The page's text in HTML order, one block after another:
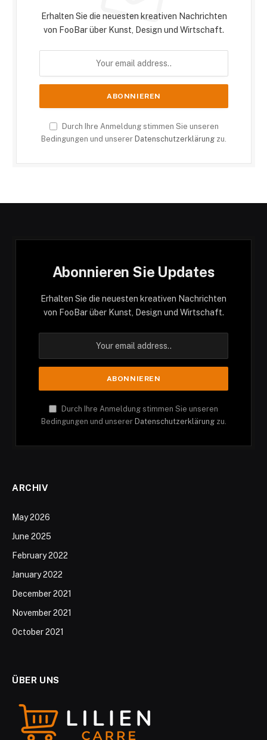
Erhalten Sie die neuesten kreativen Nachrichten
von FooBar über Kunst, Design und Wirtschaft.
Durch Ihre Anmeldung stimmen Sie unseren
Bedingungen und unserer Datenschutzerklärung zu.
Abonnieren Sie Updates
Erhalten Sie die neuesten kreativen Nachrichten
von FooBar über Kunst, Design und Wirtschaft.
Durch Ihre Anmeldung stimmen Sie unseren
Bedingungen und unserer Datenschutzerklärungzu.
ARCHIV
May 2026
June 2025
February 2022
January 2022
December 2021
November 2021
October 2021
ÜBER UNS